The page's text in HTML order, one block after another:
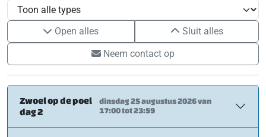
Open alles
Sluit alles
Neem contact op
Zwoel op de poel
dag 2
dinsdag 25 augustus 2026 van
17:00 tot 23:59